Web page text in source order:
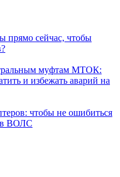
сейчас, чтобы
муфтам МТОК:
и избежать аварий на
чтобы не ошибиться
ВОЛС